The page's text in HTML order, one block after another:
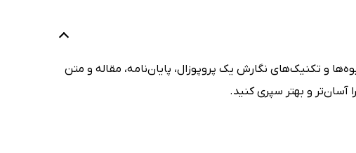
و تکنیک‌های نگارش یک پروپوزال، پایان‌نامه، مقاله و متن
آسان‌تر و بهتر سپری کنید.